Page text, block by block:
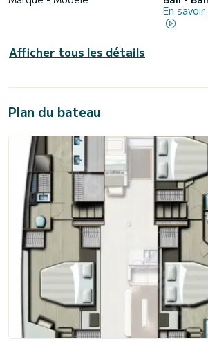
En
Afficher tous les détails
Plan du bateau